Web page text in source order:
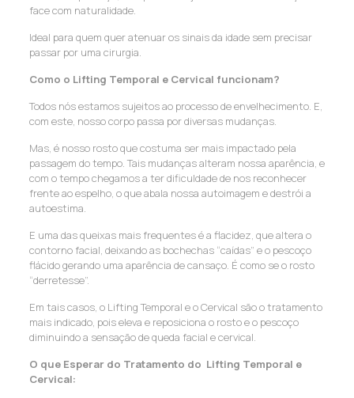
face com naturalidade.
Ideal para quem quer atenuar os sinais da idade sem precisar
passar por uma cirurgia.
Como o Lifting Temporal e Cervical funcionam?
Todos nós estamos sujeitos ao processo de envelhecimento. E,
com este, nosso corpo passa por diversas mudanças.
Mas, é nosso rosto que costuma ser mais impactado pela
passagem do tempo. Tais mudanças alteram nossa aparência, e
com o tempo chegamos a ter dificuldade de nos reconhecer
frente ao espelho, o que abala nossa autoimagem e destrói a
autoestima.
E uma das queixas mais frequentes é a flacidez, que altera o
contorno facial, deixando as bochechas “caídas” e o pescoço
flácido gerando uma aparência de cansaço. É como se o rosto
“derretesse”.
Em tais casos, o Lifting Temporal e o Cervical são o tratamento
mais indicado, pois eleva e reposiciona o rosto e o pescoço
diminuindo a sensação de queda facial e cervical.
O que Esperar do Tratamento do Lifting Temporal e
Cervical: